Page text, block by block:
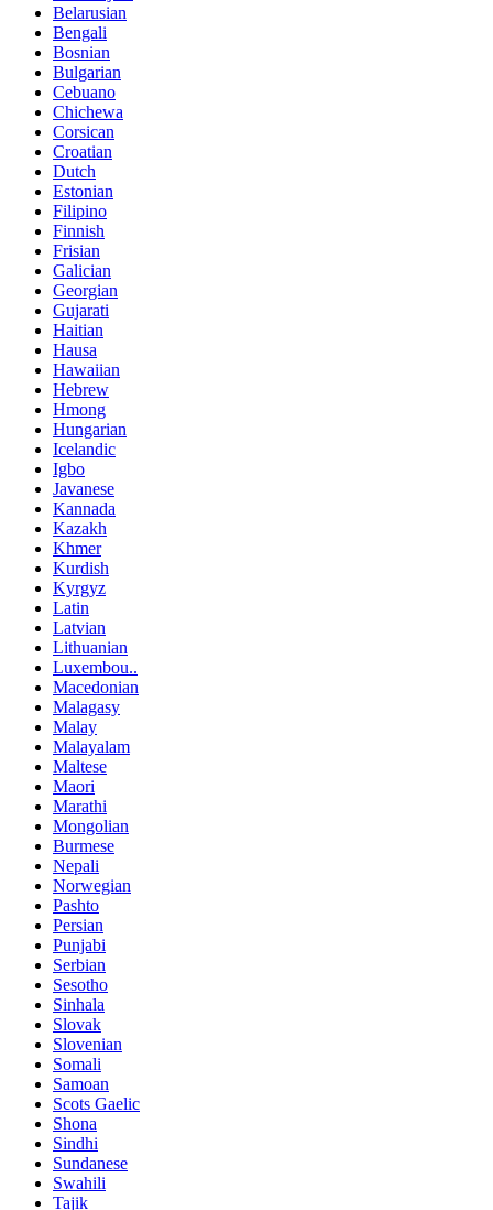
Belarusian
Bengali
Bosnian
Bulgarian
Cebuano
Chichewa
Corsican
Croatian
Dutch
Estonian
Filipino
Finnish
Frisian
Galician
Georgian
Gujarati
Haitian
Hausa
Hawaiian
Hebrew
Hmong
Hungarian
Icelandic
Igbo
Javanese
Kannada
Kazakh
Khmer
Kurdish
Kyrgyz
Latin
Latvian
Lithuanian
Luxembou..
Macedonian
Malagasy
Malay
Malayalam
Maltese
Maori
Marathi
Mongolian
Burmese
Nepali
Norwegian
Pashto
Persian
Punjabi
Serbian
Sesotho
Sinhala
Slovak
Slovenian
Somali
Samoan
Scots Gaelic
Shona
Sindhi
Sundanese
Swahili
Tajik